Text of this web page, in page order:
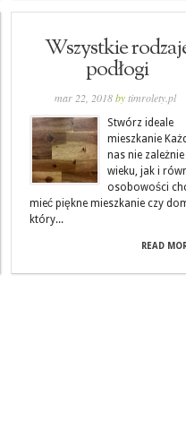
Wszystkie
podłogi
mar 22, 2018bytimrolety.pl
Stwórz ideale
mieszkanie
nas nie
wieku, jak i
osobowości
mieć piękne mieszkanie czy
który...
READ